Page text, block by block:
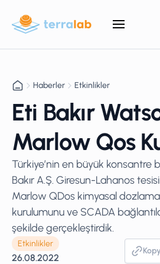
Haberler Etkinlikler
Eti Bakır
Marlow Qos
Türkiye’nin en büyük konsantre
Bakır A.Ş. Giresun-Lahanos
Marlow QDos kimyasal
kurulumunu ve SCADA
şekilde gerçekleştirdik.
Etkinlikler
26.08.2022